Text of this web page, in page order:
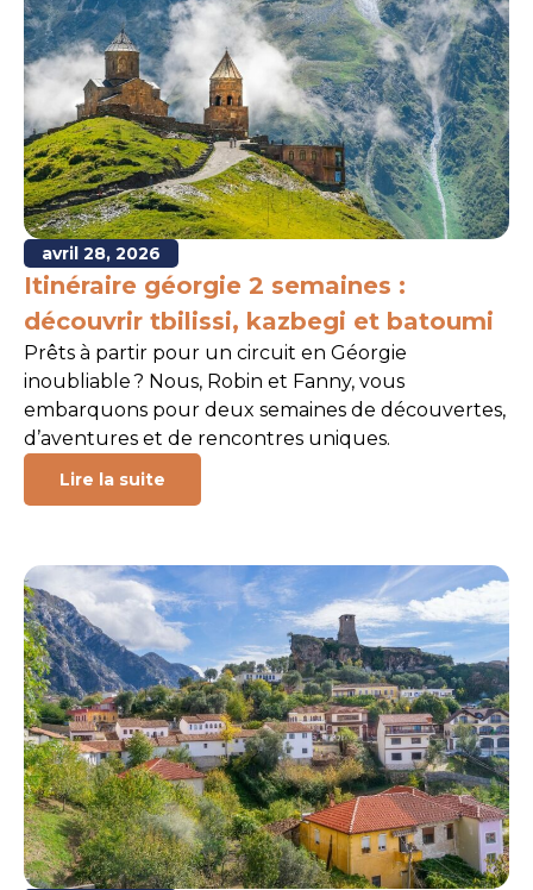
avril 28, 2026
Itinéraire géorgie 2 semaines :
découvrir tbilissi, kazbegi et batoumi
Prêts à partir pour un circuit en Géorgie
inoubliable ? Nous, Robin et Fanny, vous
embarquons pour deux semaines de découvertes,
d’aventures et de rencontres uniques.
Lire la suite